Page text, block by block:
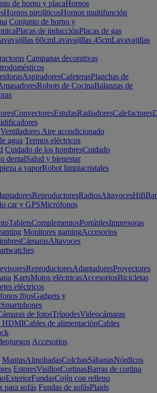
de horno y placaHornos
Hornos pirolíticosHornos multifunción
Conjunto de horno y
Placas de inducciónPlacas de gas
60cmLavavajillas 45cmLavavajillas
Campanas decorativas
AspiradoresCafeterasPlanchas de
Robots de CocinaBalanzas de
ConvectoresEstufasRadiadoresCalefactores
Ventiladores Aire acondicionado
agua Termos eléctricos
Cuidado de los hombresCuidado
dentalSalud y bienestar
a vaporRobot limpiacristales
ReproductoresRadiosAltavocesHifi
car y GPSMicrófonos
TabletsComplementosPortátilesImpresoras
Monitores gamingAccesorios
CámarasAltavoces
ReproductoresAdaptadoresProyectores
KartsMotos eléctricasAccesoriosBicicletas
eléctricos
fijosGadgets y
Smartphones
de fotosTrípodesVideocámaras
HDMICables de alimentaciónCables
Accesorios
MantasAlmohadasColchasSábanasNórdicos
EstoresVisillosCortinasBarras de cortina
ExteriorFundasCojín con relleno
para sofás Fundas de sofásPlaids